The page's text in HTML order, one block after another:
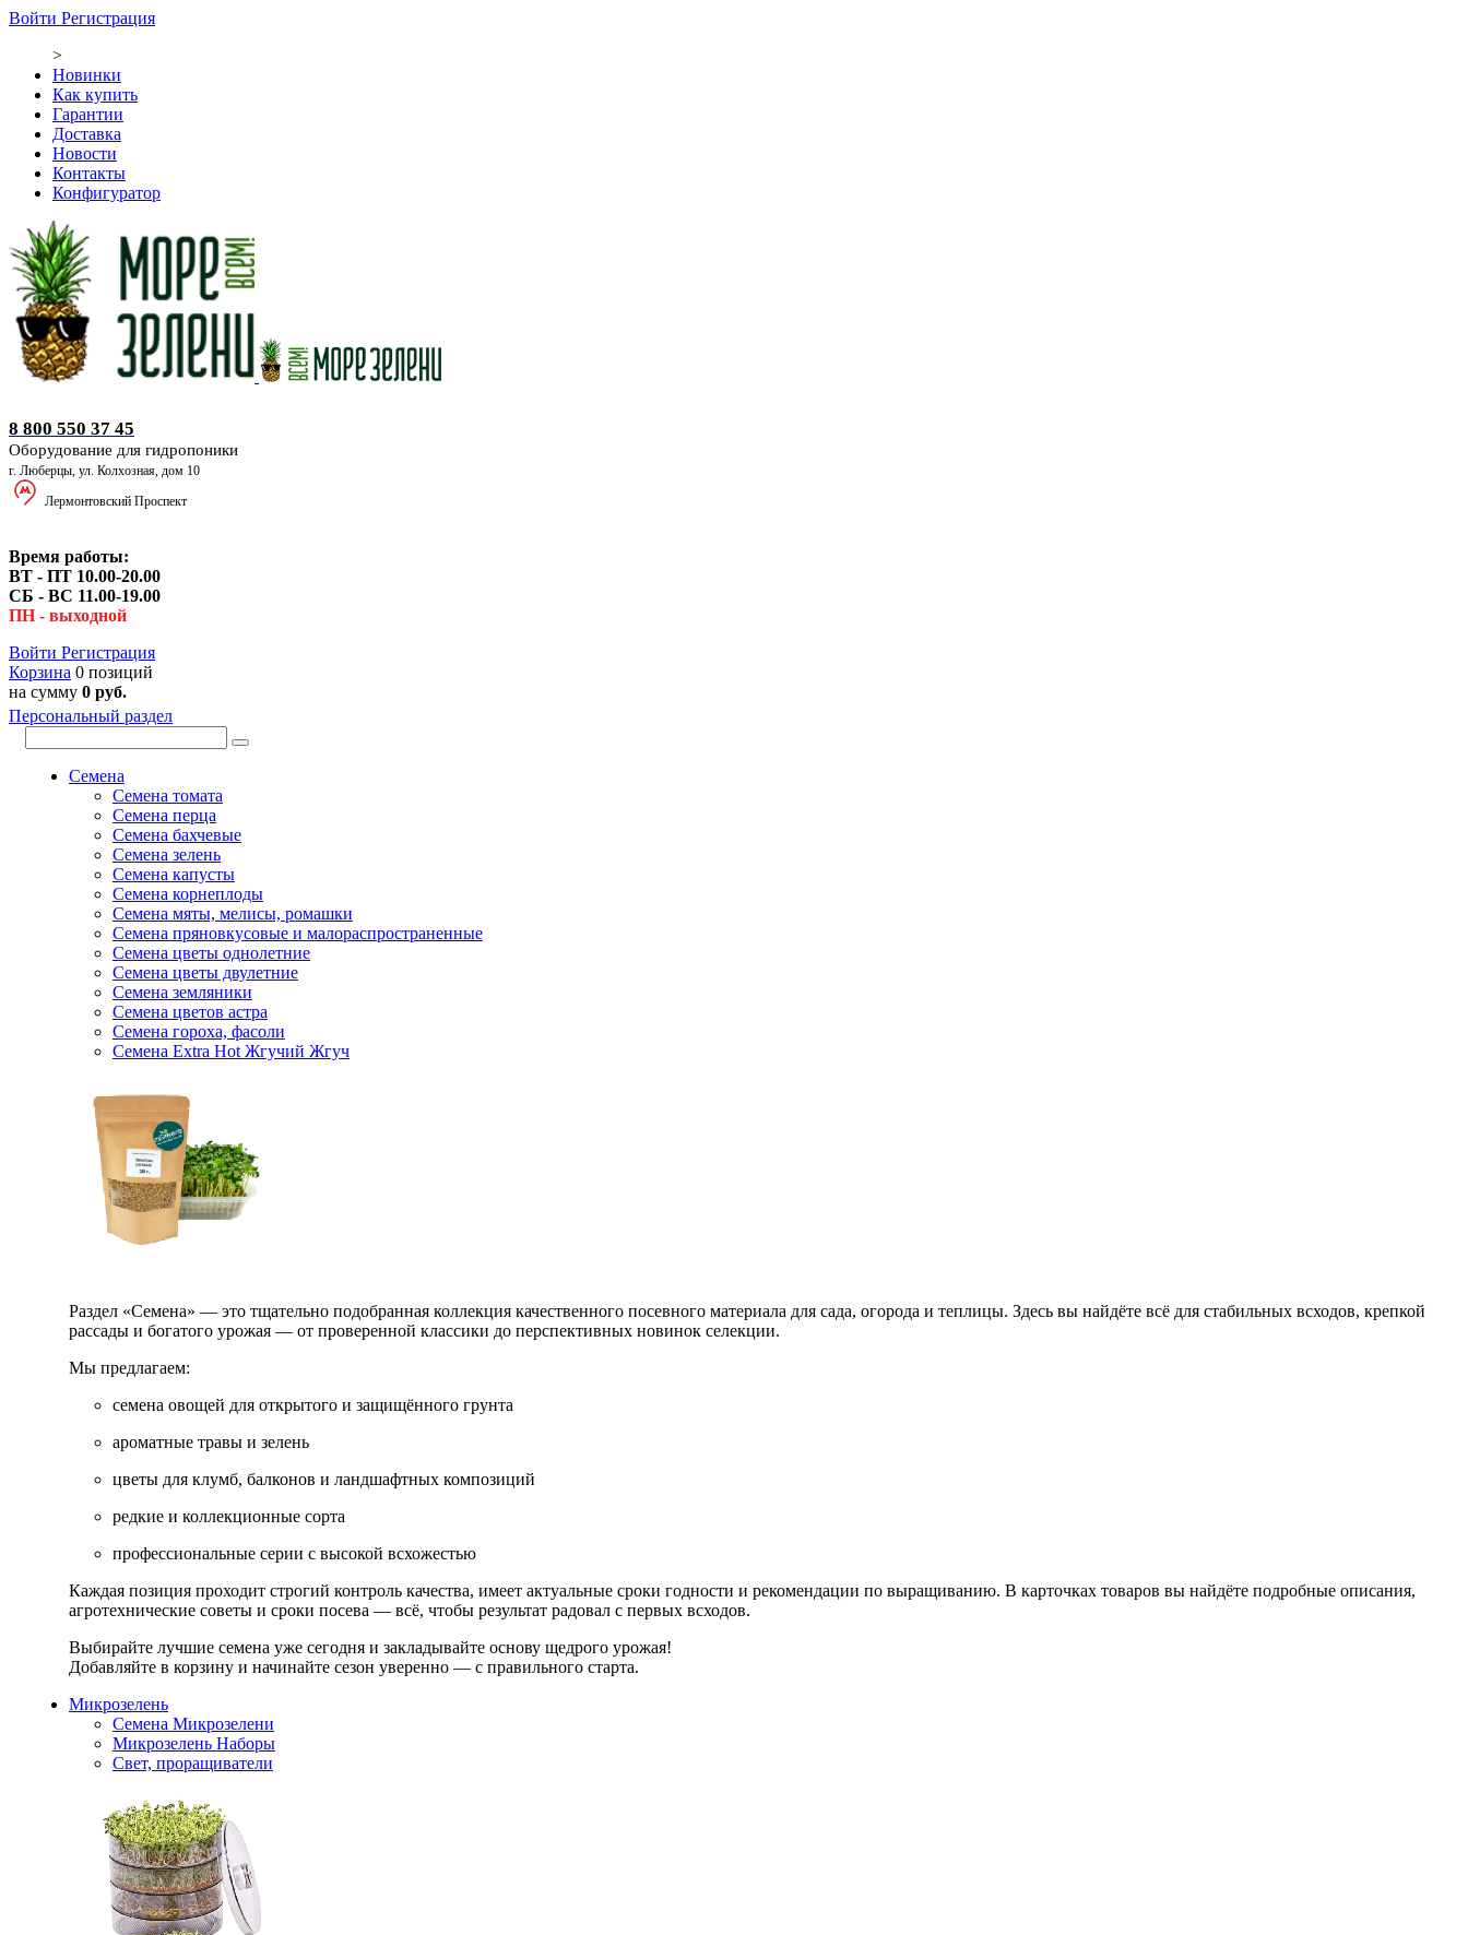
Войти Регистрация
>
Новинки
Как купить
Гарантии
Доставка
Новости
Контакты
Конфигуратор
8 800 550 37 45
Оборудование для гидропоники
г. Люберцы, ул. Колхозная, дом 10
Лермонтовский Проспект
Время работы:
ВТ - ПТ 10.00-20.00
СБ - ВС 11.00-19.00
ПН - выходной
Войти Регистрация
Корзина 0 позиций
на сумму 0 руб.
Персональный раздел
Семена
Семена томата
Семена перца
Семена бахчевые
Семена зелень
Семена капусты
Семена корнеплоды
Семена мяты, мелисы, ромашки
Семена пряновкусовые и малораспространенные
Семена цветы однолетние
Семена цветы двулетние
Семена земляники
Семена цветов астра
Семена гороха, фасоли
Семена Extra Hot Жгучий Жгуч
Раздел «Семена» — это тщательно подобранная коллекция качественного посевного материала для сада, огорода и теплицы. Здесь вы найдёте всё для стабильных всходов, крепкой
рассады и богатого урожая — от проверенной классики до перспективных новинок селекции.
Мы предлагаем:
семена овощей для открытого и защищённого грунта
ароматные травы и зелень
цветы для клумб, балконов и ландшафтных композиций
редкие и коллекционные сорта
профессиональные серии с высокой всхожестью
Каждая позиция проходит строгий контроль качества, имеет актуальные сроки годности и рекомендации по выращиванию. В карточках товаров вы найдёте подробные описания,
агротехнические советы и сроки посева — всё, чтобы результат радовал с первых всходов.
Выбирайте лучшие семена уже сегодня и закладывайте основу щедрого урожая!
Добавляйте в корзину и начинайте сезон уверенно — с правильного старта.
Микрозелень
Семена Микрозелени
Микрозелень Наборы
Свет, проращиватели